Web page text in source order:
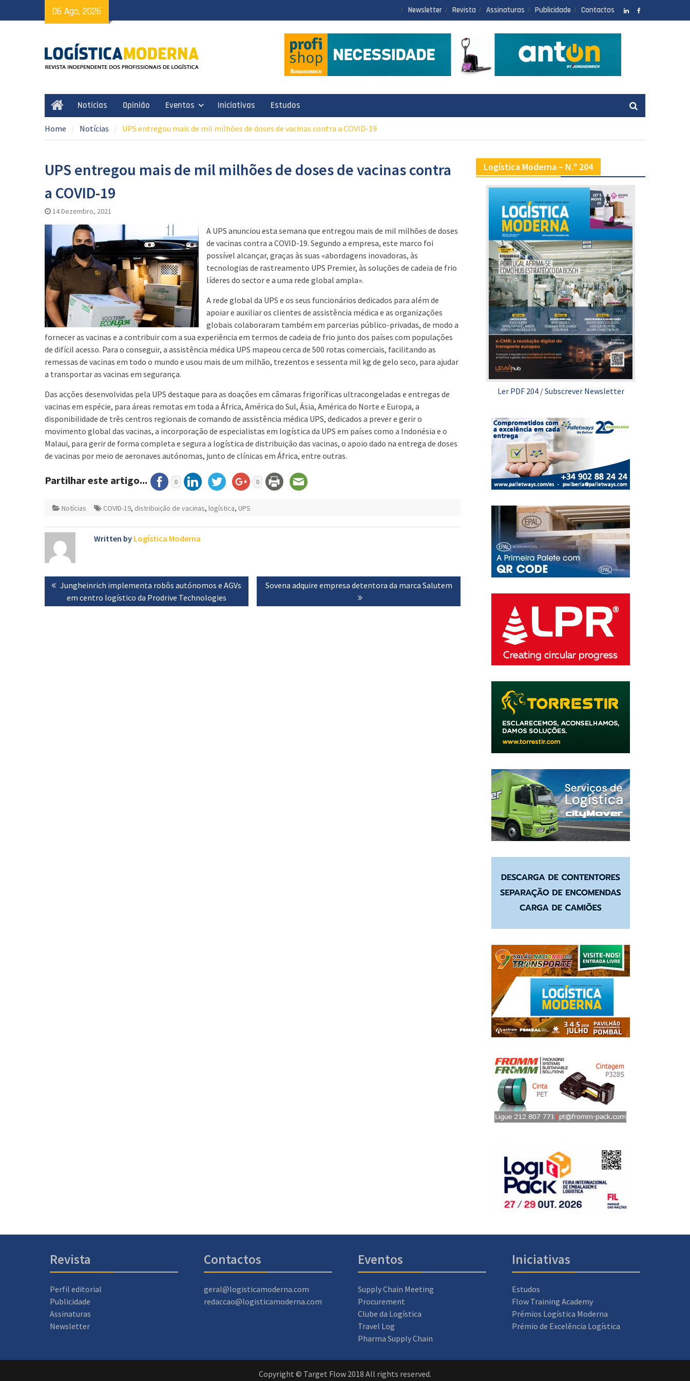
to
06 Ago, 2026 Newsletter Revista Assinaturas Publicidade Contactos
HomeNotícias Opinião Eventos Iniciativas Estudos
Home Notícias UPS entregou mais de mil milhões de doses de vacinas contra a COVID-19
UPS entregou mais de mil milhões de doses de vacinas contra
a COVID-19
14 Dezembro, 2021
A UPS anunciou esta semana que entregou mais de mil milhões de doses
de vacinas contra a COVID-19. Segundo a empresa, este marco foi
possível alcançar, graças às suas «abordagens inovadoras, às
tecnologias de rastreamento UPS Premier, às soluções de cadeia de frio
líderes do sector e a uma rede global ampla».
A rede global da UPS e os seus funcionários dedicados para além de
apoiar e auxiliar os clientes de assistência médica e as organizações
globais colaboraram também em parcerias público-privadas, de modo a
fornecer as vacinas e a contribuir com a sua experiência em termos de cadeia de frio junto dos países com populações
de difícil acesso. Para o conseguir, a assistência médica UPS mapeou cerca de 500 rotas comerciais, facilitando as
remessas de vacinas em todo o mundo e usou mais de um milhão, trezentos e sessenta mil kg de gelo seco, para ajudar
a transportar as vacinas em segurança.
Das acções desenvolvidas pela UPS destaque para as doações em câmaras frigoríficas ultracongeladas e entregas de
vacinas em espécie, para áreas remotas em toda a África, América do Sul, Ásia, América do Norte e Europa, a
disponibilidade de três centros regionais de comando de assistência médica UPS, dedicados a prever e gerir o
movimento global das vacinas, a incorporação de especialistas em logística da UPS em países como a Indonésia e o
Malaui, para gerir de forma completa e segura a logística de distribuição das vacinas, o apoio dado na entrega de doses
de vacinas por meio de aeronaves autónomas, junto de clínicas em África, entre outras.
Partilhar este artigo... 0 0
Notícias COVID-19, distribuição de vacinas, logística, UPS
Written by Logística Moderna
Navegação
de
artigos
Previous
post:
Jungheinrich implementa robôs autónomos e AGVs
em centro logístico da Prodrive Technologies
Next
Sovena adquire empresa detentora da marca Salutem
Logística Moderna – N.º 204
Ler PDF 204/Subscrever Newsletter
Revista
Perfil editorial
Publicidade
Assinaturas
Newsletter
Contactos
geral@logisticamoderna.com
redaccao@logisticamoderna.com
Eventos
Supply Chain Meeting
Procurement
Clube da Logística
Travel Log
Pharma Supply Chain
Iniciativas
Estudos
Flow Training Academy
Prémios Logística Moderna
Prémio de Excelência Logística
Copyright © Target Flow 2018 All rights reserved.